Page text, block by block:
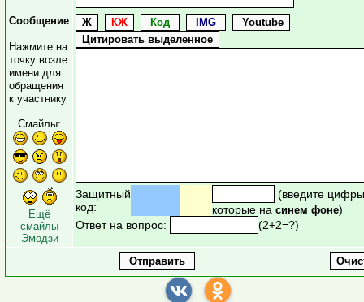
Сообщение
Нажмите на
точку возле
имени для
обращения
к участнику
Смайлы:
Ещё
смайлы
Эмодзи
Защитный
код:
(введите
которые на синем фоне)
Ответ на вопрос:
(2+2=?)